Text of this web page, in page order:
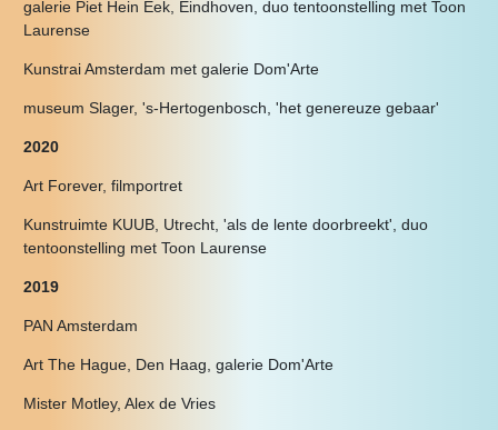
galerie Piet Hein Eek, Eindhoven, duo tentoonstelling met Toon
Laurense
Kunstrai Amsterdam met galerie Dom'Arte
museum Slager, 's-Hertogenbosch, 'het genereuze gebaar'
2020
Art Forever, filmportret
Kunstruimte KUUB, Utrecht, 'als de lente doorbreekt', duo
tentoonstelling met Toon Laurense
2019
PAN Amsterdam
Art The Hague, Den Haag, galerie Dom'Arte
Mister Motley, Alex de Vries